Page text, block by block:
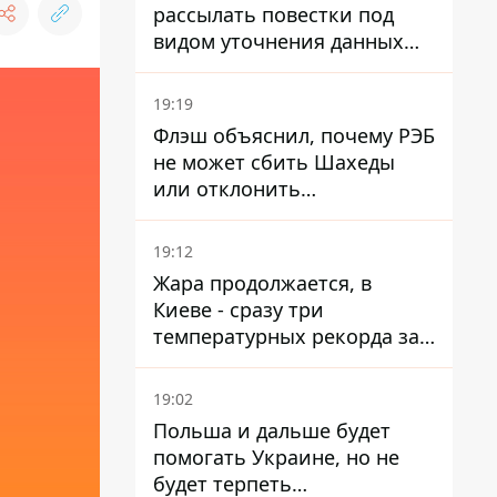
рассылать повестки под
видом уточнения данных
для набора контрактников
19:19
Флэш объяснил, почему РЭБ
не может сбить Шахеды
или отклонить
баллистические ракеты
19:12
Жара продолжается, в
Киеве - сразу три
температурных рекорда за
день
19:02
Польша и дальше будет
помогать Украине, но не
будет терпеть